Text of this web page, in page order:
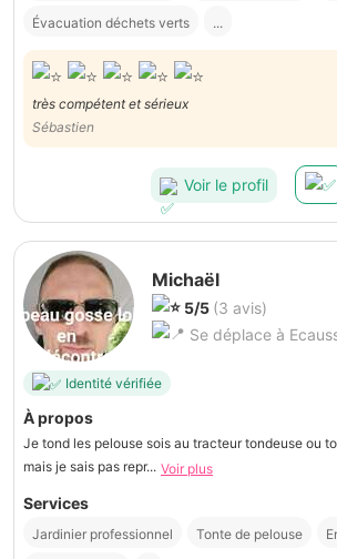
Évacuation déchets verts ...
très compétent et sérieux
Sébastien
Voir le profil
Michaël
5/5 (3 avis)
Se déplace à
Identité vérifiée
À propos
Je tond les pelouse sois au tracteur tondeuse ou
mais je sais pas repr... Voir plus
Services
Jardinier professionnel Tonte de pelouse